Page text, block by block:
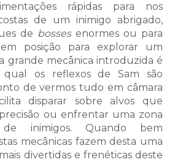
rápidas para nos
de um inimigo abrigado,
de bosses enormes ou para
posição para explorar um
grande mecânica introduzida é
os reflexos de Sam são
de vermos tudo em câmara
disparar sobre alvos que
ou enfrentar uma zona
de inimigos. Quando bem
mecânicas fazem desta uma
divertidas e frenéticas deste